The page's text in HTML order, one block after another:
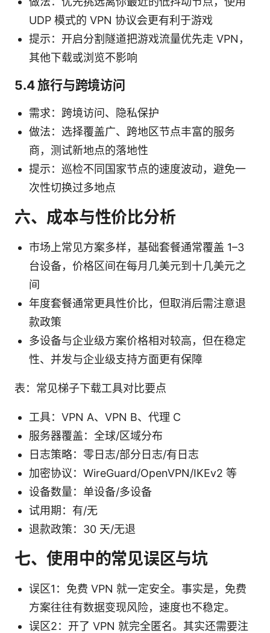
UDP 模式的 VPN 协议会更有利于游戏
提示：开启分割隧道把游戏流量优先走 VPN，
其他下载或浏览不影响
5.4 旅行与跨境访问
需求：跨境访问、隐私保护
做法：选择覆盖广、跨地区节点丰富的服务
商，测试新地点的落地性
提示：巡检不同国家节点的速度波动，避免一
次性切换过多地点
六、成本与性价比分析
市场上常见方案多样，基础套餐通常覆盖 1–3
台设备，价格区间在每月几美元到十几美元之
间
年度套餐通常更具性价比，但取消后需注意退
款政策
多设备与企业级方案价格相对较高，但在稳定
性、并发与企业级支持方面更有保障
表：常见梯子下载工具对比要点
工具：VPN A、VPN B、代理 C
服务器覆盖：全球/区域分布
日志策略：零日志/部分日志/有日志
加密协议：WireGuard/OpenVPN/IKEv2 等
设备数量：单设备/多设备
试用期：有/无
退款政策：30 天/无退
七、使用中的常见误区与坑
误区1：免费 VPN 就一定安全。事实是，免费
方案往往有数据变现风险，速度也不稳定。
误区2：开了 VPN 就完全匿名。其实还需要注